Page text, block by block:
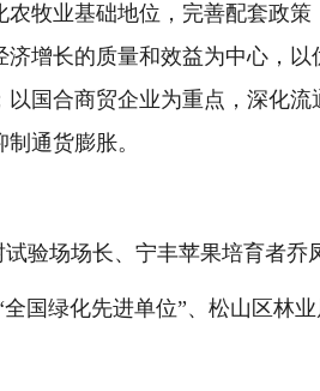
牧业基础地位，完善配套政策
增长的质量和效益为中心，
国合商贸企业为重点，深化
通货膨胀。
验场场长、宁丰苹果培育者乔
国绿化先进单位”、松山区林